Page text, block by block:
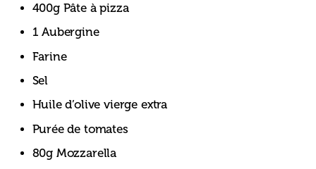
400g Pâte à pizza
1 Aubergine
Farine
Sel
Huile d’olive vierge extra
Purée de tomates
80g Mozzarella